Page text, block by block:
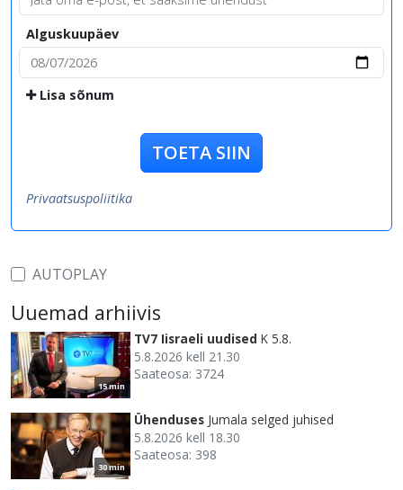
Alguskuupäev
Lisa sõnum
TOETA SIIN
Privaatsuspoliitika
AUTOPLAY
Uuemad arhiivis
15 min
TV7 Iisraeli uudised K 5.8.
5.8.2026 kell 21.30
Saateosa: 3724
30 min
Ühenduses Jumala selged juhised
5.8.2026 kell 18.30
Saateosa: 398